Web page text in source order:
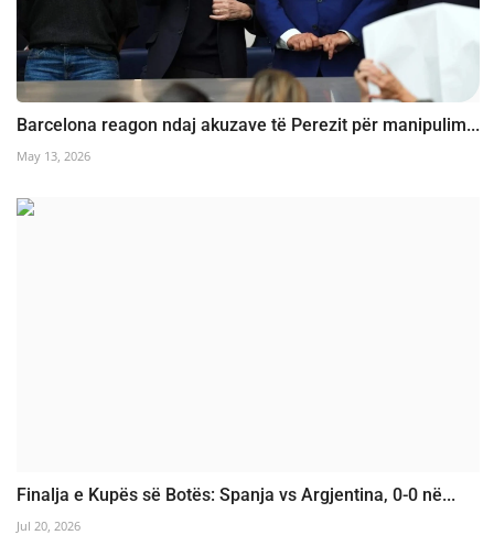
Barcelona reagon ndaj akuzave të Perezit për manipulim...
May 13, 2026
Finalja e Kupës së Botës: Spanja vs Argjentina, 0-0 në...
Jul 20, 2026